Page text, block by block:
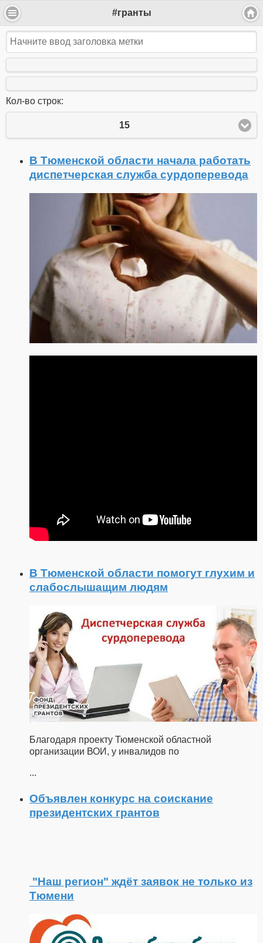
#гранты
Кол-во строк:
15
В Тюменской области начала работать
диспетчерская служба сурдоперевода
В Тюменской области помогут глухим и
слабослышащим людям
Благодаря проекту Тюменской областной
организации ВОИ, у инвалидов по
...
Объявлен конкурс на соискание
президентских грантов
"Наш регион" ждёт заявок не только из
Тюмени